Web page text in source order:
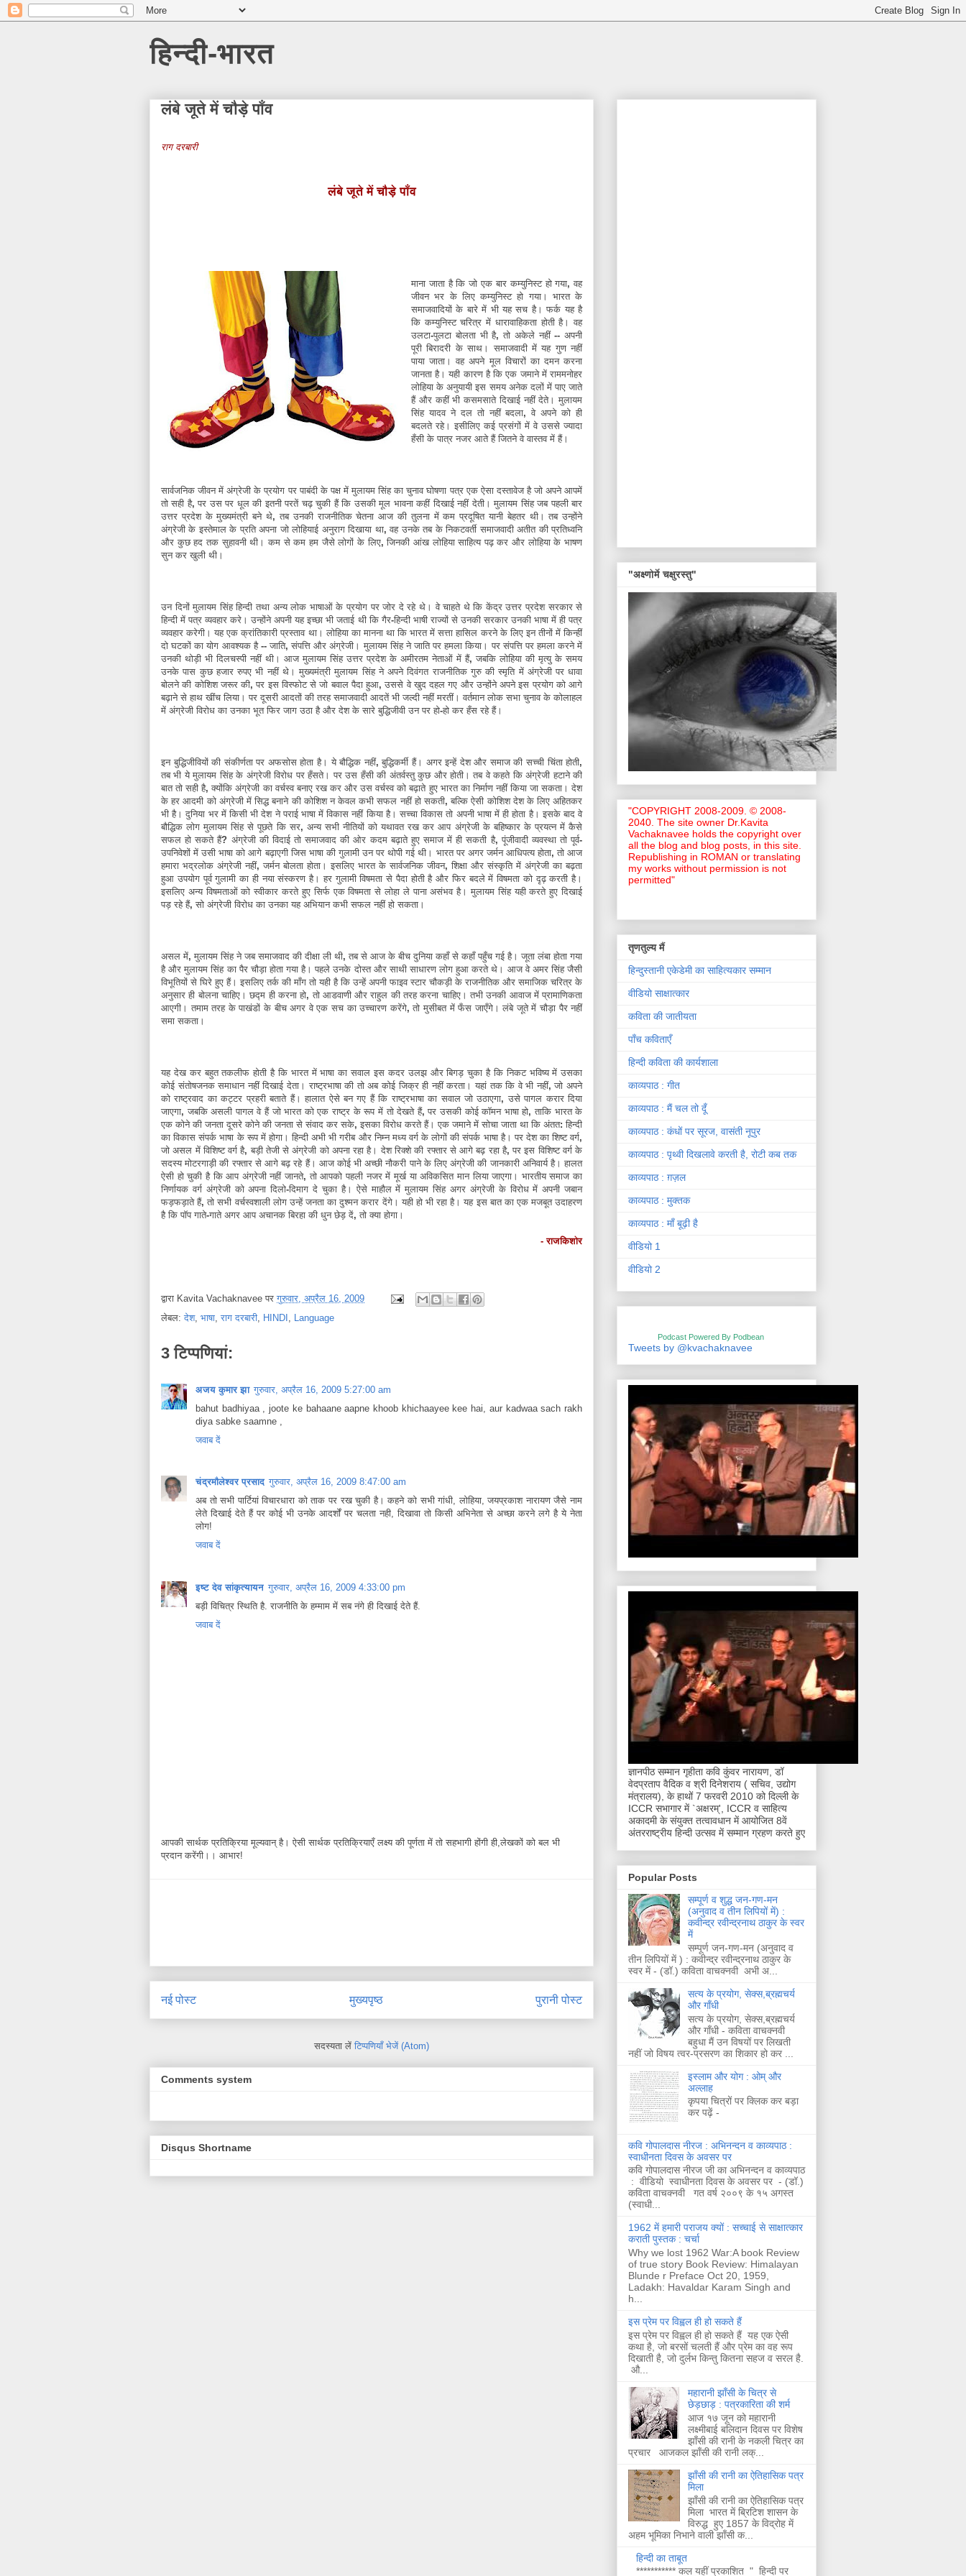
हिन्दी-भारत
लंबे जूते में चौड़े पाँव
रागदरबारी
लंबे जूते में चौड़े पाँव
माना जाता है कि जो एक बार कम्युनिस्ट हो गया,वह
जीवन भर के लिए कम्युनिस्ट हो गया। भारत के
समाजवादियों के बारे में भी यह सच है। फर्क यह है
कि कम्युनिस्ट चरित्र में धारावाहिकता होती है।
वह
उलटा-पुलटा बोलता भी है, तो अकेले नहीं-- अपनी
पूरी बिरादरी के साथ। समाजवादी में यह गुण नहीं
पाया जाता। वह अपने मूल विचारों का दमन करना
जानता है। यही कारण है कि एक जमाने में राममनोहर
लोहिया के अनुयायी इस समय अनेक दलों में पाए जाते
हैं और कहीं भी कसमसाते दिखाई नहीं देते। मुलायम
सिंह यादव ने दल तो नहीं बदला,वे अपने को ही
बदलते रहे। इसीलिए कई प्रसंगों में वे उससे ज्यादा
हँसी के पात्र नजर आते हैं जितने वे वास्तव में हैं।
सार्वजनिक जीवन में अंग्रेजी के प्रयोग पर पाबंदी के पक्ष में मुलायम सिंह का चुनाव घोषणा पत्र एक ऐसा दस्तावेज है जो अपने आपमें
तो सही है,पर उस पर धूल की इतनी परतें चढ़ चुकी हैं कि उसकी मूल भावना कहीं दिखाई नहीं देती। मुलायम सिंह जब पहली बार
उत्तर प्रदेश के मुख्यमंत्री बने थे, तब उनकी राजनीतिक चेतना आज की तुलना में कम प्रदूषित यानी बेहतर थी। तब उन्होंने
अंग्रेजी के इस्तेमाल के प्रति अपना जो लोहियाई अनुराग दिखाया था,वह उनके तब के निकटवर्ती समाजवादी अतीत की प्रतिध्वनि
और कुछ हद तक सुहावनी थी। कम से कम हम जैसे लोगों के लिए,जिनकी आंख लोहिया साहित्य पढ़ कर और लोहिया के भाषण
सुन कर खुली थी।
उन दिनों मुलायम सिंह हिन्दी तथा अन्य लोक भाषाओं के प्रयोग पर जोर दे रहे थे। वे चाहते थे कि केंद्र उत्तर प्रदेश सरकार से
हिन्दी में पत्र व्यवहार करे। उन्होंने अपनी यह इच्छा भी जताई थी कि गैर-हिन्दी भाषी राज्यों से उनकी सरकार उनकी भाषा में ही पत्र
व्यवहार करेगी। यह एक क्रांतिकारी प्रस्ताव था। लोहिया का मानना था कि भारत में सत्ता हासिल करने के लिए इन तीनों में किन्हीं
दो घटकों का योग आवश्यक है-- जाति,संपत्ति और अंग्रेजी। मुलायम सिंह ने जाति पर हमला किया। पर संपत्ति पर हमला करने में
उनकी थोड़ी भी दिलचस्पी नहीं थी। आज मुलायम सिंह उत्तर प्रदेश के अमीरतम नेताओं में हैं, जबकि लोहिया की मृत्यु के समय
उनके पास कुछ हजार रुपए भी नहीं थे। मुख्यमंत्री मुलायम सिंह ने अपने दिवंगत राजनीतिक गुरु की स्मृति में अंग्रेजी पर धावा
बोलने की कोशिश जरूर की,पर इस विस्फोट से जो बवाल पैदा हुआ,उससे वे खुद दहल गए और उन्होंने अपने इस प्रयोग को आगे
बढ़ाने से हाथ खींच लिया। पर दूसरी आदतों की तरह समाजवादी आदतें भी जल्दी नहीं मरतीं। वर्तमान लोक सभा चुनाव के कोलाहल
में अंग्रेजी विरोध का उनका भूत फिर जाग उठा है और देश के सारे बुद्धिजीवी उन पर हो-हो कर हँस रहे हैं।
इन बुद्धिजीवियों की संकीर्णता पर अफसोस होता है। ये बौद्धिक नहीं,बुद्धिकर्मी हैं। अगर इन्हें देश और समाज की सच्ची चिंता होती,
तब भी ये मुलायम सिंह के अंग्रेजी विरोध पर हँसते। पर उस हँसी की अंतर्वस्तु कुछ और होती। तब वे कहते कि अंग्रेजी हटाने की
बात तो सही है,क्योंकि अंग्रेजी का वर्चस्व बनाए रख कर और उस वर्चस्व को बढ़ाते हुए भारत का निर्माण नहीं किया जा सकता। देश
के हर आदमी को अंग्रेजी में सिद्ध बनाने की कोशिश न केवल कभी सफल नहीं हो सकती,बल्कि ऐसी कोशिश देश के लिए अहितकर
भी है। दुनिया भर में किसी भी देश ने पराई भाषा में विकास नहीं किया है। सच्चा विकास तो अपनी भाषा में ही होता है। इसके बाद वे
बौद्धिक लोग मुलायम सिंह से पूछते कि सर, अन्य सभी नीतियों को यथावत रख कर आप अंग्रेजी के बहिष्कार के प्रयत्न में कैसे
सफल हो सकते हैं? अंग्रेजी की विदाई तो समाजवाद की ओर कदम बढ़ाते हुए समाज में ही सकती है, पूंजीवादी व्यवस्था तो पूर्व-
उपनिवेशों में उसी भाषा को आगे बढ़ाएगी जिस भाषा की गुलामी उन पर थोपी गई थी। भारत पर अगर जर्मन आधिपत्य होता,तो आज
हमारा भद्रलोक अंग्रेजी नहीं, जर्मन बोलता होता। इसलिए भारत के सार्वजनिक जीवन, शिक्षा और संस्कृति में अंग्रेजी का बढ़ता
हुआ उपयोग पूर्व गुलामी का ही नया संस्करण है। हर गुलामी विषमता से पैदा होती है और फिर बदले में विषमता को दृढ़ करती है।
इसलिए अन्य विषमताओं को स्वीकार करते हुए सिर्फ एक विषमता से लोहा ले पाना असंभव है। मुलायम सिंह यही करते हुए दिखाई
पड़ रहे हैं, सो अंग्रेजी विरोध का उनका यह अभियान कभी सफल नहीं हो सकता।
असल में, मुलायम सिंह ने जब समाजवाद की दीक्षा ली थी, तब से आज के बीच दुनिया कहाँ से कहाँ पहुँच गई है। जूता लंबा होता गया
है और मुलायम सिंह का पैर चौड़ा होता गया है। पहले उनके दोस्त और साथी साधारण लोग हुआ करते थे। आज वे अमर सिंह जैसी
विभूतियों से घिरे हुए हैं। इसलिए तर्क की माँग तो यही है कि उन्हें अपनी फाइव स्टार चौकड़ी के राजनीतिक और समाजिक चरित्र के
अनुसार ही बोलना चाहिए। छद्म ही करना हो, तो आडवाणी और राहुल की तरह करना चाहिए। तभी उनकी आवाज में प्रामाणिकता
आएगी। तमाम तरह के पाखंडों के बीच अगर वे एक सच का उच्चारण करेंगे,तो मुसीबत में फँस जाएँगे। लंबे जूते में चौड़ा पैर नहीं
समा सकता।
यह देख कर बहुत तकलीफ होती है कि भारत में भाषा का सवाल इस कदर उलझ और बिगड़ चुका है कि निकट भविष्य में उसका
कोई संतोषजनक समाधान नहीं दिखाई देता। राष्ट्रभाषा की तो अब कोई जिक्र ही नहीं करता। यहां तक कि वे भी नहीं,जो अपने
को राष्ट्रवाद का कट्टर प्रहरी बताते हैं। हालात ऐसे बन गए हैं कि राष्ट्रभाषा का सवाल जो उठाएगा, उसे पागल करार दिया
जाएगा, जबकि असली पागल वे हैं जो भारत को एक राष्ट्र के रूप में तो देखते हैं,पर उसकी कोई कॉमन भाषा हो,ताकि भारत के
एक कोने की जनता दूसरे कोने की जनता से संवाद कर सके, इसका विरोध करते हैं। एक जमाने में सोचा जाता था कि अंतत: हिन्दी
का विकास संपर्क भाषा के रूप में होगा। हिन्दी अभी भी गरीब और निम्न मध्य वर्ग के लोगों की संपर्क भाषा है। पर देश का शिष्ट वर्ग,
जो असल में विशिष्ट वर्ग है, बड़ी तेजी से अंग्रेजी को अपना रहा है। देश रिक्शे की रफ्तार से आगे बढ़ रहा है,पर इस विशिष्ट वर्ग के
सदस्य मोटरगाड़ी की रफ्तार से आगे बढ़ रहे हैं। आज कोई भी अच्छी नौकरी पाने के लिए अंग्रेजी की जानकारी अनिवार्य है। हालत
ऐसी हो चुकी है कि आप अंग्रेजी नहीं जानते, तो आपको पहली नजर में मूर्ख या अविकसित मान लिया जाएगा। भारतीय समाज का
निर्णायक वर्ग अंग्रेजी को अपना दिलो-दिमाग दे चुका है। ऐसे माहौल में मुलायम सिंह अगर अंग्रेजी के विरोध में अपनी जबान
फड़फड़ाते हैं,तो सभी वर्चस्वशाली लोग उन्हें जनता का दुश्मन करार देंगे। यही हो भी रहा है। यह इस बात का एक मजबूत उदाहरण
है कि पॉप गाते-गाते अगर आप अचानक बिरहा की धुन छेड़ दें, तो क्या होगा।
- राजकिशोर
द्वारा Kavita Vachaknavee परगुरुवार, अप्रैल 16, 2009
लेबल:देश, भाषा,राग दरबारी, HINDI , Language
3 टिप्‍पणियां:
अजय कुमार झा गुरुवार, अप्रैल 16, 2009 5:27:00 am
bahut badhiyaa , joote ke bahaane aapne khoob khichaayee kee hai, aur kadwaa sach rakh
diya sabke saamne ,
जवाब दें
चंद्रमौलेश्वर प्रसाद गुरुवार, अप्रैल 16, 2009 8:47:00 am
अब तो सभी पार्टियां विचारधारा को ताक पर रख चुकी है। कहने को सभी गांधी, लोहिया, जयप्रकाश नारायण जैसे नाम
लेते दिखाई देते हैं पर कोई भी उनके आदर्शों पर चलता नही, दिखावा तो किसी अभिनेता से अच्छा करने लगे है ये नेता
लोग!
जवाब दें
इष्ट देव सांकृत्यायन गुरुवार, अप्रैल 16, 2009 4:33:00 pm
बड़ी विचित्र स्थिति है. राजनीति के हम्माम में सब नंगे ही दिखाई देते हैं.
जवाब दें
आपकी सार्थक प्रतिक्रिया मूल्यवान् है। ऐसी सार्थक प्रतिक्रियाएँ लक्ष्य की पूर्णता में तो सहभागी होंगी ही,लेखकों को बल भी
प्रदान करेंगी।। आभार!
नई पोस्ट पुरानी पोस्ट
मुख्यपृष्ठ
सदस्यता लें टिप्पणियाँ भेजें (Atom)
Comments system
Disqus Shortname
"अक्ष्णोर्मे चक्षुरस्तु"
"COPYRIGHT 2008-2009. © 2008-
2040. The site owner Dr.Kavita
Vachaknavee holds the copyright over
all the blog and blog posts, in this site.
Republishing in ROMAN or translating
my works without permission is not
permitted"
तृणतुल्य मैं
हिन्दुस्तानी एकेडेमी का साहित्यकार सम्मान
वीडियो साक्षात्कार
कविता की जातीयता
पाँच कविताएँ
हिन्दी कविता की कार्यशाला
काव्यपाठ : गीत
काव्यपाठ : मैं चल तो दूँ
काव्यपाठ : कंधों पर सूरज, वासंती नूपुर
काव्यपाठ : पृथ्वी दिखलावे करती है, रोटी कब तक
काव्यपाठ : ग़ज़ल
काव्यपाठ : मुक्तक
काव्यपाठ : माँ बूढ़ी है
वीडियो 1
वीडियो 2
Podcast Powered By Podbean
Tweets by @kvachaknavee
ज्ञानपीठ सम्मान गृहीता कवि कुंवर नारायण, डॉ
वेदप्रताप वैदिक व श्री दिनेशराय ( सचिव, उद्योग
मंत्रालय), के हाथों 7 फरवरी 2010 को दिल्ली के
ICCR सभागार में `अक्षरम्', ICCR व साहित्य
अकादमी के संयुक्त तत्वावधान में आयोजित 8वें
अंतरराष्ट्रीय हिन्दी उत्सव में सम्मान ग्रहण करते हुए
Popular Posts
सम्पूर्ण व शुद्ध जन-गण-मन
(अनुवाद व तीन लिपियों में) :
कवीन्द्र रवीन्द्रनाथ ठाकुर के स्वर
में
सम्पूर्ण जन-गण-मन (अनुवाद व
तीन लिपियों में ) : कवीन्द्र रवीन्द्रनाथ ठाकुर के
स्वर में - (डॉ.) कविता वाचक्नवी अभी अ...
सत्य के प्रयोग, सेक्स,ब्रह्मचर्य
और गाँधी
सत्य के प्रयोग, सेक्स,ब्रह्मचर्य
और गाँधी - कविता वाचक्नवी
बहुधा मैं उन विषयों पर लिखती
नहीं जो विषय त्वर-प्रसरण का शिकार हो कर ...
इस्लाम और योग : ओम् और
अल्लाह
कृपया चित्रों पर क्लिक कर बड़ा
कर पढ़ें -
कवि गोपालदास नीरज : अभिनन्दन व काव्यपाठ :
स्वाधीनता दिवस के अवसर पर
कवि गोपालदास नीरज जी का अभिनन्दन व काव्यपाठ
: वीडियो स्वाधीनता दिवस के अवसर पर - (डॉ.)
कविता वाचक्नवी गत वर्ष २००९ के १५ अगस्त
(स्वाधी...
1962 में हमारी पराजय क्यों : सच्चाई से साक्षात्कार
कराती पुस्तक : चर्चा
Why we lost 1962 War:A book Review
of true story Book Review: Himalayan
Blunde r Preface Oct 20, 1959,
Ladakh: Havaldar Karam Singh and
h...
इस प्रेम पर विह्वल ही हो सकते हैं
इस प्रेम पर विह्वल ही हो सकते हैं यह एक ऐसी
कथा है, जो बरसों चलती हैं और प्रेम का वह रूप
दिखाती है, जो दुर्लभ किन्तु कितना सहज व सरल है.
औ...
महारानी झाँसी के चित्र से
छेड़छाड़ : पत्रकारिता की शर्म
आज १७ जून को महारानी
लक्ष्मीबाई बलिदान दिवस पर विशेष
झाँसी की रानी के नकली चित्र का
प्रचार आजकल झाँसी की रानी लक्...
झाँसी की रानी का ऐतिहासिक पत्र
मिला
झाँसी की रानी का ऐतिहासिक पत्र
मिला भारत में ब्रिटिश शासन के
विरुद्ध हुए 1857 के विद्रोह में
अहम भूमिका निभाने वाली झाँसी क...
हिन्दी का ताबूत
*********** कल यहीं प्रकाशित " हिन्दी पर